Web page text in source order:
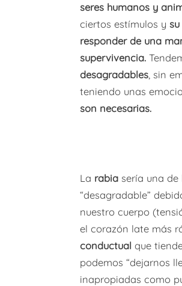
seres humanos y
ciertos estímulos y
responder de una
supervivencia.
desagradables , sin
teniendo unas
son necesarias.
La rabia sería una
“desagradable”
nuestro cuerpo
el corazón late más
conductual que
podemos “dejarnos
inapropiadas como